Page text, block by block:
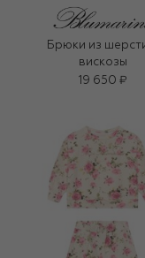
Брюки из
вискозы
19 650 ₽